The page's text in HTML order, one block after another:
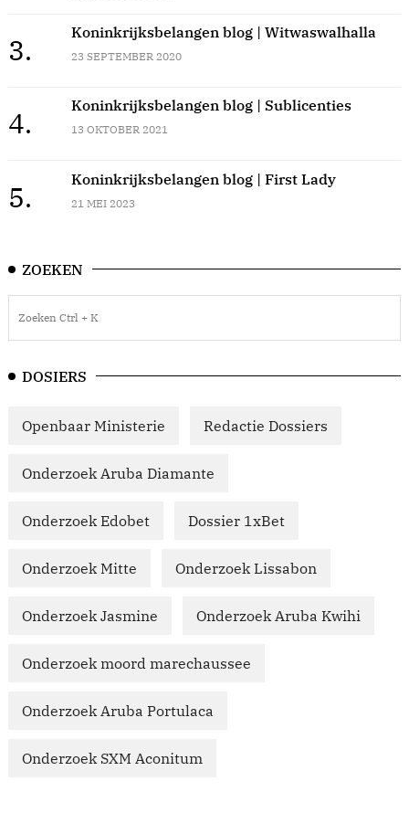
3.
Koninkrijksbelangen blog | Witwaswalhalla
23 SEPTEMBER 2020
4.
Koninkrijksbelangen blog | Sublicenties
13 OKTOBER 2021
5.
Koninkrijksbelangen blog | First Lady
21 MEI 2023
ZOEKEN
DOSIERS
Openbaar Ministerie Redactie Dossiers
Onderzoek Aruba Diamante
Onderzoek Edobet Dossier 1xBet
Onderzoek Mitte Onderzoek Lissabon
Onderzoek Jasmine Onderzoek Aruba Kwihi
Onderzoek moord marechaussee
Onderzoek Aruba Portulaca
Onderzoek SXM Aconitum